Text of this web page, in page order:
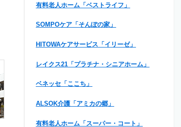
有料老人ホーム「ベストライフ」
SOMPOケア「そんぽの家」
HITOWAケアサービス「イリーゼ」
レイクス21「プラチナ・シニアホーム」
ベネッセ「ここち」
ALSOK介護「アミカの郷」
有料老人ホーム「スーパー・コート」